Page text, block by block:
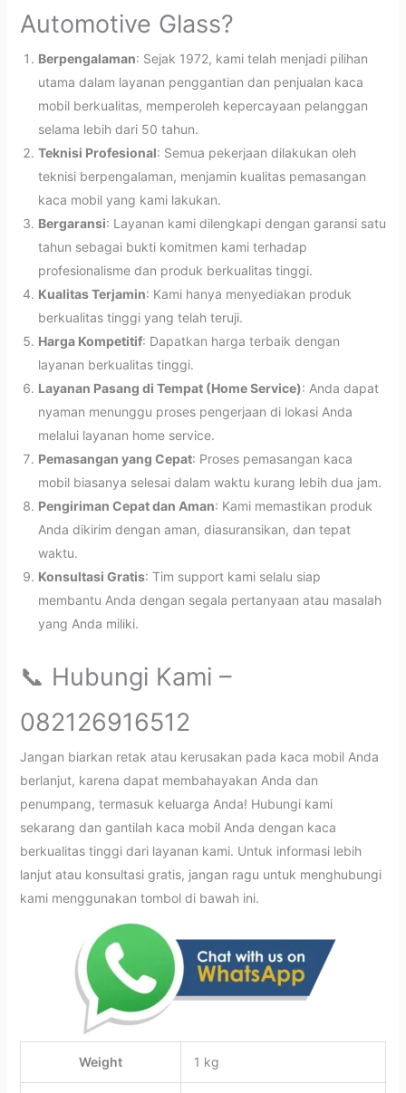
Automotive Glass?
Berpengalaman: Sejak 1972, kami telah menjadi pilihan
utama dalam layanan penggantian dan penjualan kaca
mobil berkualitas, memperoleh kepercayaan pelanggan
selama lebih dari 50 tahun.
Teknisi Profesional: Semua pekerjaan dilakukan oleh
teknisi berpengalaman, menjamin kualitas pemasangan
kaca mobil yang kami lakukan.
Bergaransi: Layanan kami dilengkapi dengan garansi satu
tahun sebagai bukti komitmen kami terhadap
profesionalisme dan produk berkualitas tinggi.
Kualitas Terjamin: Kami hanya menyediakan produk
berkualitas tinggi yang telah teruji.
Harga Kompetitif: Dapatkan harga terbaik dengan
layanan berkualitas tinggi.
Layanan Pasang di Tempat (Home Service): Anda dapat
nyaman menunggu proses pengerjaan di lokasi Anda
melalui layanan home service.
Pemasangan yang Cepat: Proses pemasangan kaca
mobil biasanya selesai dalam waktu kurang lebih dua jam.
Pengiriman Cepat dan Aman: Kami memastikan produk
Anda dikirim dengan aman, diasuransikan, dan tepat
waktu.
Konsultasi Gratis: Tim support kami selalu siap
membantu Anda dengan segala pertanyaan atau masalah
yang Anda miliki.
📞 Hubungi Kami –
082126916512
Jangan biarkan retak atau kerusakan pada kaca mobil Anda
berlanjut, karena dapat membahayakan Anda dan
penumpang, termasuk keluarga Anda! Hubungi kami
sekarang dan gantilah kaca mobil Anda dengan kaca
berkualitas tinggi dari layanan kami. Untuk informasi lebih
lanjut atau konsultasi gratis, jangan ragu untuk menghubungi
kami menggunakan tombol di bawah ini.
Weight 1 kg